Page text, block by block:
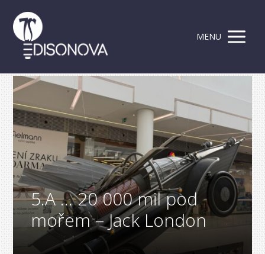
MENU
5.A … 20 000 mil pod
mořem – Jack London